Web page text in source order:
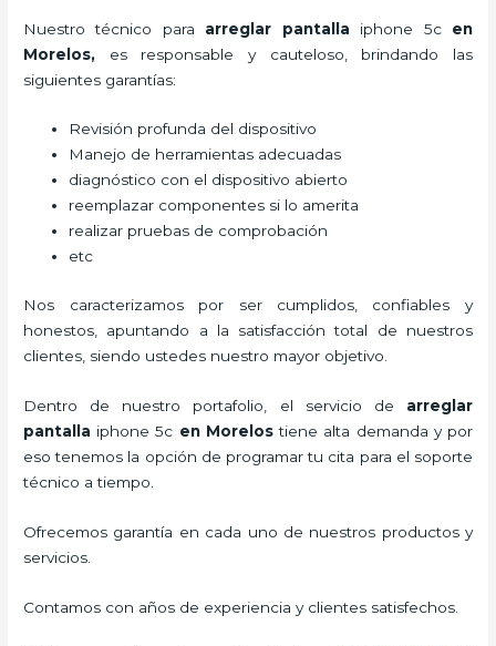
Nuestro técnico para arreglar pantalla iphone 5cen
Morelos, es responsable y cauteloso, brindando las
siguientes garantías:
Revisión profunda del dispositivo
Manejo de herramientas adecuadas
diagnóstico con el dispositivo abierto
reemplazar componentes si lo amerita
realizar pruebas de comprobación
etc
Nos caracterizamos por ser cumplidos, confiables y
honestos, apuntando a la satisfacción total de nuestros
clientes, siendo ustedes nuestro mayor objetivo.
Dentro de nuestro portafolio, el servicio de arreglar
pantalla iphone 5c en Morelostiene alta demanda y por
eso tenemos la opción de programar tu cita para el soporte
técnico a tiempo.
Ofrecemos garantía en cada uno de nuestros productos y
servicios.
Contamos con años de experiencia y clientes satisfechos.